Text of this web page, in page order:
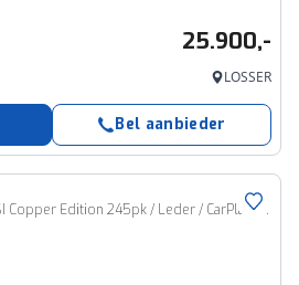
25.900,-
LOSSER
Bel aanbieder
CUPRA Sportstourer 2.0 TSI Copper Edition 245pk / Leder / CarPlay / Travelassist / Memory